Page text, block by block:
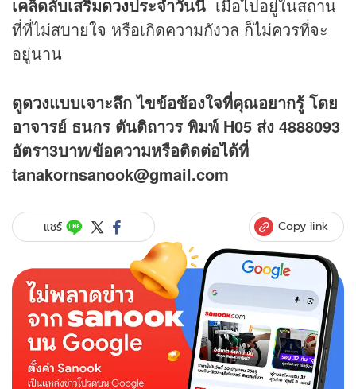
เคล็ดลับเสริมดวงประจำวันนี้ เมื่อไปอยู่ในสถาน
ที่ที่ไม่สบายใจ หรือเกิดความกังวล ก็ไม่ควรที่จะ
อยู่นาน
ดูดวงแบบเจาะลึก ไขข้อข้องใจที่คุณอยากรู้ โดย
อาจารย์ ธนกร ตันติถาวร พิมพ์ H05 ส่ง 4888093
อัตรา3บาท/ข้อความหรือติดต่อได้ที่
tanakornsanook@gmail.com
แชร์ Copy link